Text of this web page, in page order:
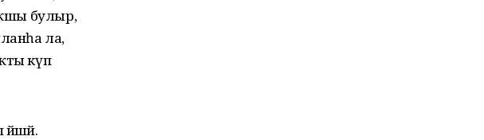
булыр,
ла,
күп